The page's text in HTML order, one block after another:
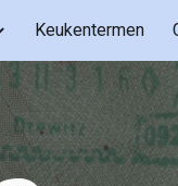
content
Keukentermen